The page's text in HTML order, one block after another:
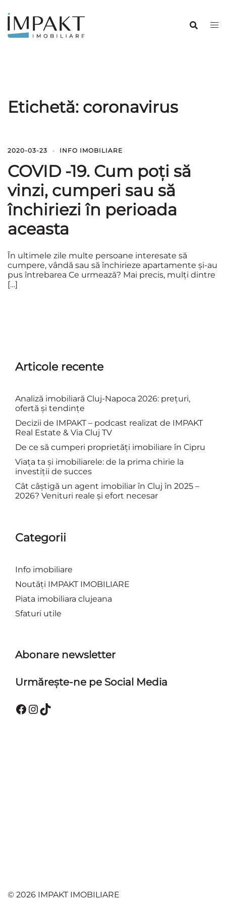
conținut
Etichetă: coronavirus
2020-03-23 INFO IMOBILIARE
COVID -19. Cum poți să
vinzi, cumperi sau să
închiriezi în perioada
aceasta
În ultimele zile multe persoane interesate să
cumpere, vândă sau să închirieze apartamente și-au
pus întrebarea Ce urmează? Mai precis, mulți dintre
[…]
Articole recente
Analiză imobiliară Cluj-Napoca 2026: prețuri,
ofertă și tendințe
Decizii de IMPAKT – podcast realizat de IMPAKT
Real Estate & Via Cluj TV
De ce să cumperi proprietăți imobiliare în Cipru
Viața ta și imobiliarele: de la prima chirie la
investiții de succes
Cât câștigă un agent imobiliar în Cluj în 2025 –
2026? Venituri reale și efort necesar
Categorii
Info imobiliare
Noutăți IMPAKT IMOBILIARE
Piata imobiliara clujeana
Sfaturi utile
Abonare newsletter
Urmărește-ne pe Social Media
Facebook
Instagram
TikTok
© 2026 IMPAKT IMOBILIARE